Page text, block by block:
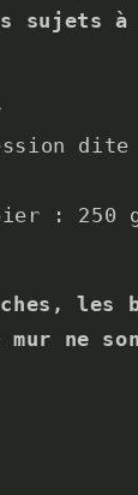
sujets à
: 250
les
ne